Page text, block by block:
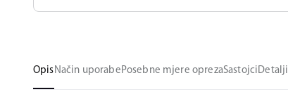
OpisNačin uporabePosebne mjere oprezaSastojciDetalji